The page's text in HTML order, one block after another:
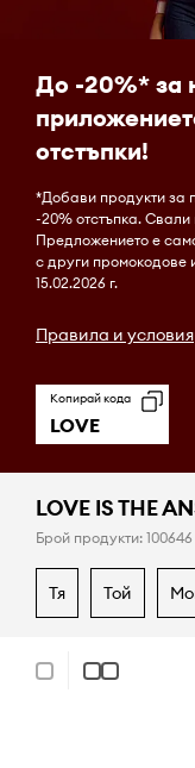
До -20%* за
отстъпки!
*Добави продукти за
-20% отстъпка.
Предложението е
с други промокодове
15.02.2026 г.
Правила и условия
Копирай кода
LOVE
LOVE IS THE
Брой продукти: 100646
тя той